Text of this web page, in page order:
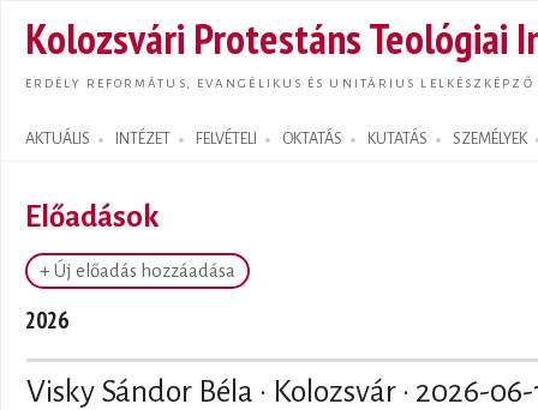
Kolozsvári Protestáns Teológiai
ERDÉLY REFORMÁTUS, EVANGÉLIKUS ÉS UNITÁRIUS LELKÉSZKÉPZŐ
AKTUÁLIS INTÉZET FELVÉTELI OKTATÁS KUTATÁS SZEMÉLYEK
Search form
Előadások
+ Új előadás hozzáadása
2026
Visky Sándor Béla · Kolozsvár · 2026-06-